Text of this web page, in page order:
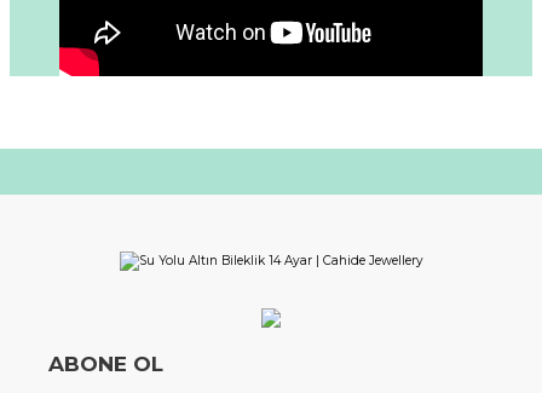
ABONE OL